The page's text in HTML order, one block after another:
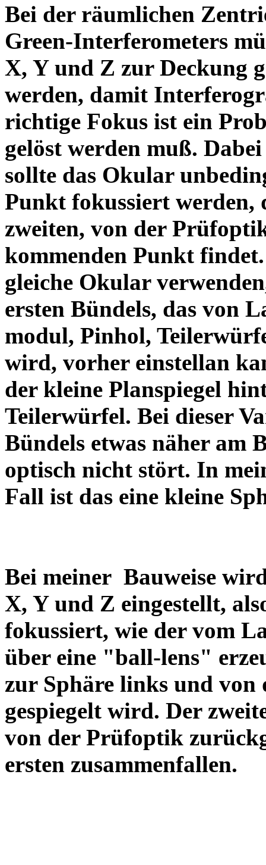
Bei der räumlichen
Green-Interferometers
X, Y und Z zur Deckung
werden, damit
richtige Fokus ist ein
gelöst werden muß. Dabei
sollte das Okular
Punkt fokussiert werden,
zweiten, von der
kommenden Punkt
gleiche Okular
ersten Bündels, das von
modul, Pinhol,
wird, vorher einstellan
der kleine Planspiegel
Teilerwürfel. Bei dieser
Bündels etwas näher am
optisch nicht stört. In
Fall ist das eine kleine
Bei meiner Bauweise
X, Y und Z eingestellt,
fokussiert, wie der vom
über eine "ball-lens"
zur Sphäre links und
gespiegelt wird. Der
von der Prüfoptik
ersten